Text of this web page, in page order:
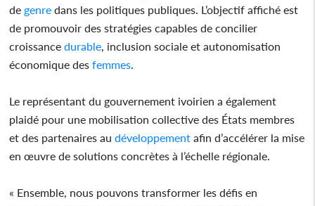
de genre dans les politiques publiques. L’objectif affiché est
de promouvoir des stratégies capables de concilier
croissance durable , inclusion sociale et autonomisation
économique des femmes
Le représentant du gouvernement ivoirien a également
plaidé pour une mobilisation collective des États membres
et des partenaires au développement afin d’accélérer la mise
en œuvre de solutions concrètes à l’échelle régionale.
« Ensemble, nous pouvons transformer les défis en